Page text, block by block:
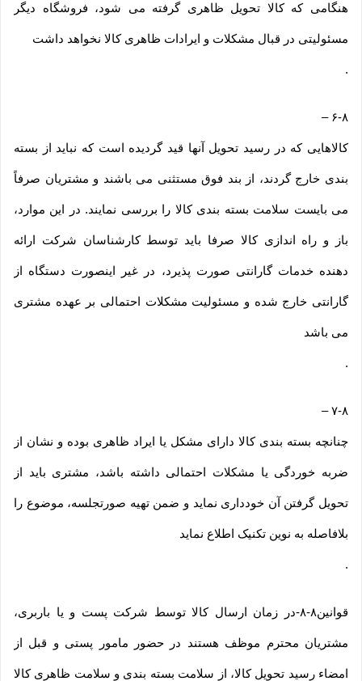
هنگامی که کالا تحویل ظاهری گرفته می شود، فروشگاه دیگر
مسئولیتی در قبال مشکلات و ایرادات ظاهری کالا نخواهد داشت
.
۶-۸ –
کالاهایی که در رسید تحویل آنها قید گردیده است که نباید از بسته
بندی خارج گردند، از بند فوق مستثنی می باشند و مشتریان صرفاً
می بایست سلامت بسته بندی کالا را بررسی نمایند. در این موارد،
باز و راه اندازی کالا صرفا باید توسط کارشناسان شرکت ارائه
دهنده خدمات گارانتی صورت پذیرد، در غیر اینصورت دستگاه از
گارانتی خارج شده و مسئولیت مشکلات احتمالی بر عهده مشتری
می باشد
.
۷-۸–
چنانچه بسته بندی کالا دارای مشکل یا ایراد ظاهری بوده و نشان از
ضربه خوردگی یا مشکلات احتمالی داشته باشد، مشتری باید از
تحویل گرفتن آن خودداری نماید و ضمن تهیه صورتجلسه، موضوع را
بلافاصله به نوین تکنیک اطلاع نماید
.
قوانین۸-۸-در زمان ارسال کالا توسط شرکت پست و یا باربری،
مشتریان محترم موظف هستند در حضور مامور پستی و قبل از
امضاء رسید تحویل کالا، از سلامت بسته بندی و سلامت ظاهری کالا